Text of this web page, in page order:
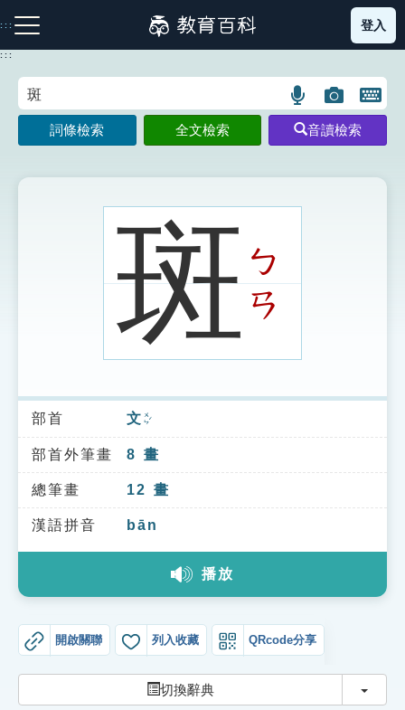
到
主
:::
注音索引圖示 筆畫索引圖示 部首索引表圖示
索引選單
知識索引
單字索引
生命大百科索引
教學應用
貓頭鷹博士
登入
:::
語
言
搜
示
圖
片
搜
開
鍵
圖
詞條檢索 全文檢索 音讀檢索
斑ㄅ
ㄢ
部首 文 ㄨㄣˊ
部首外筆畫 8 畫
總筆畫 12 畫
漢語拼音 bān
播放
開啟關聯 列入收藏 QRcode分享
切換辭典 切換